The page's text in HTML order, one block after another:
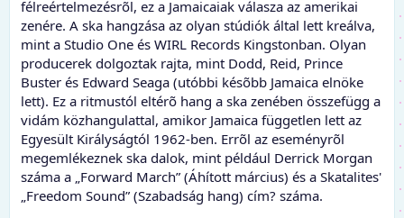
félreértelmezésrõl, ez a Jamaicaiak válasza az amerikai
zenére. A ska hangzása az olyan stúdiók által lett kreálva,
mint a Studio One és WIRL Records Kingstonban. Olyan
producerek dolgoztak rajta, mint Dodd, Reid, Prince
Buster és Edward Seaga (utóbbi késõbb Jamaica elnöke
lett). Ez a ritmustól eltérõ hang a ska zenében összefügg a
vidám közhangulattal, amikor Jamaica független lett az
Egyesült Királyságtól 1962-ben. Errõl az eseményrõl
megemlékeznek ska dalok, mint például Derrick Morgan
száma a „Forward March” (Áhított március) és a Skatalites'
„Freedom Sound” (Szabadság hang) cím? száma.